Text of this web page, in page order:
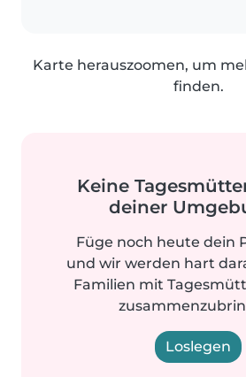
Karte herauszoomen, um
finden.
Keine
deiner
Füge noch heute dein
und wir werden hart
Familien mit
Loslegen